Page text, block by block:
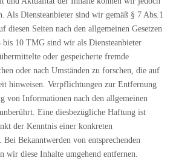
Als Diensteanbieter sind wir gemäß § 7 Abs.1
diesen Seiten nach den allgemeinen Gesetzen
10 TMG sind wir als Diensteanbieter
oder gespeicherte fremde
oder nach Umständen zu forschen, die auf
hinweisen. Verpflichtungen zur Entfernung
von Informationen nach den allgemeinen
Eine diesbezügliche Haftung ist
der Kenntnis einer konkreten
Bekanntwerden von entsprechenden
wir diese Inhalte umgehend entfernen.